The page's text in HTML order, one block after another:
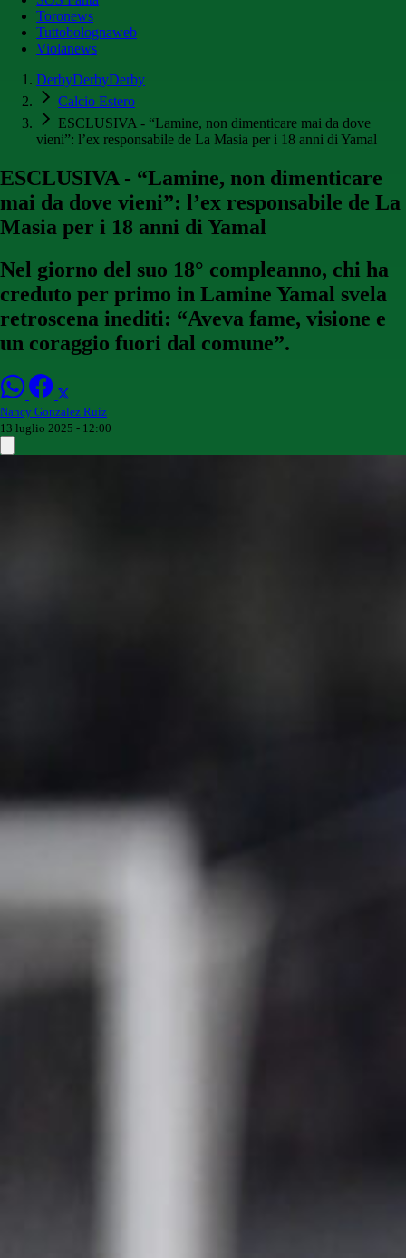
Toronews
Tuttobolognaweb
Violanews
DerbyDerbyDerby
Calcio Estero
ESCLUSIVA - “Lamine, non dimenticare mai da dove
vieni”: l’ex responsabile de La Masia per i 18 anni di Yamal
ESCLUSIVA - “Lamine, non dimenticare
mai da dove vieni”: l’ex responsabile de La
Masia per i 18 anni di Yamal
Nel giorno del suo 18° compleanno, chi ha
creduto per primo in Lamine Yamal svela
retroscena inediti: “Aveva fame, visione e
un coraggio fuori dal comune”.
Nancy Gonzalez Ruiz
13 luglio 2025 - 12:00